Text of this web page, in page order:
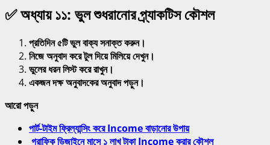
✅ অধ্যায় ১১: ভুল শুধরানোর প্র্যাকটিস কৌশল
প্রতিদিন ৫টি ভুল বাক্য সনাক্ত করুন।
নিজে অনুবাদ করে টুল দিয়ে মিলিয়ে দেখুন।
ভুলের ধরন লিস্ট করে রাখুন।
একজন দক্ষ অনুবাদকের অনুবাদ পড়ুন।
আরো পড়ুন
পার্ট-টাইম ফ্রিল্যান্সিং করে Income বাড়ানোর উপায়
গ্রাফিক ডিজাইনে মাসে ১ লাখ টাকা Income করার কৌশল